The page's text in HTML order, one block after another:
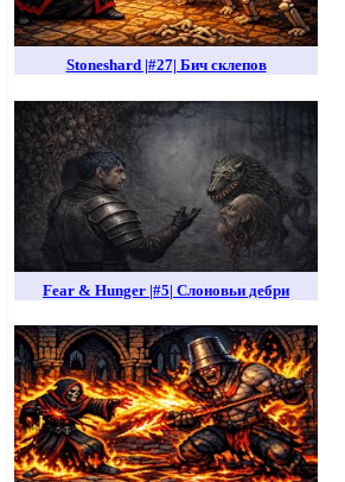
Stoneshard |#27| Бич склепов
Fear & Hunger |#5| Слоновьи дебри